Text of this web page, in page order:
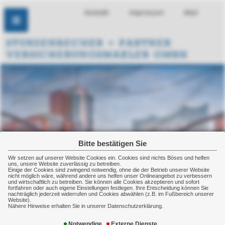
Bitte bestätigen Sie
Wir setzen auf unserer Website Cookies ein. Cookies sind nichts Böses und helfen
uns, unsere Website zuverlässig zu betreiben.
Einige der Cookies sind zwingend notwendig, ohne die der Betrieb unserer Website
nicht möglich wäre, während andere uns helfen unser Onlineangebot zu verbessern
und wirtschaftlich zu betreiben. Sie können alle Cookies akzeptieren und sofort
fortfahren oder auch eigene Einstellungen festlegen. Ihre Entscheidung können Sie
nachträglich jederzeit widerrufen und Cookies abwählen (z.B. im Fußbereich unserer
Website).
Nähere Hinweise erhalten Sie in unserer Datenschutzerklärung.
Kontakt Impressum Mail